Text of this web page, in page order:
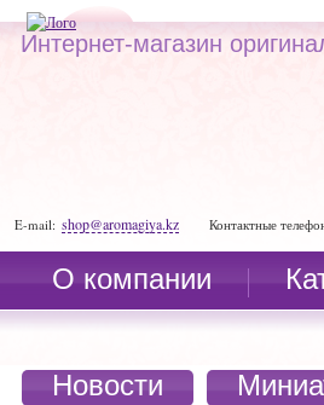
Интернет-магазин
E-mail: shop@aromagiya.kz Контактные
О компании
Новости